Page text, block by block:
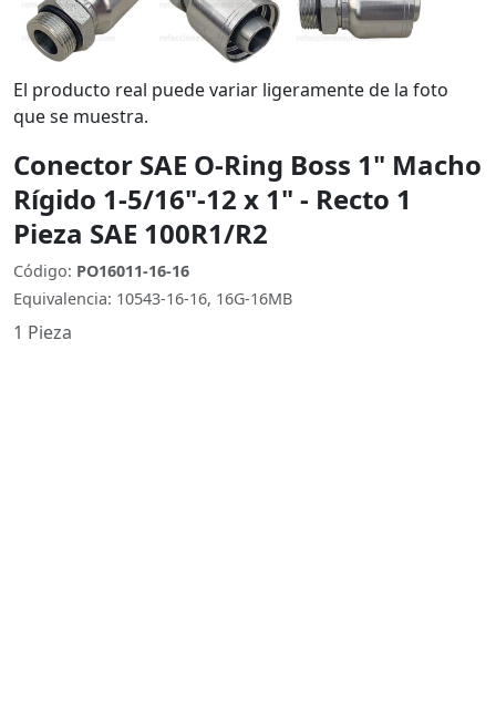
El producto real puede variar ligeramente de la foto
que se muestra.
Conector SAE O-Ring Boss 1" Macho
Rígido 1-5/16"-12 x 1" - Recto 1
Pieza SAE 100R1/R2
Código: PO16011-16-16
Equivalencia: 10543-16-16, 16G-16MB
1 Pieza